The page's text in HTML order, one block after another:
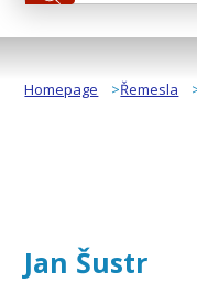
Homepage Řemesla
Jan Šustr